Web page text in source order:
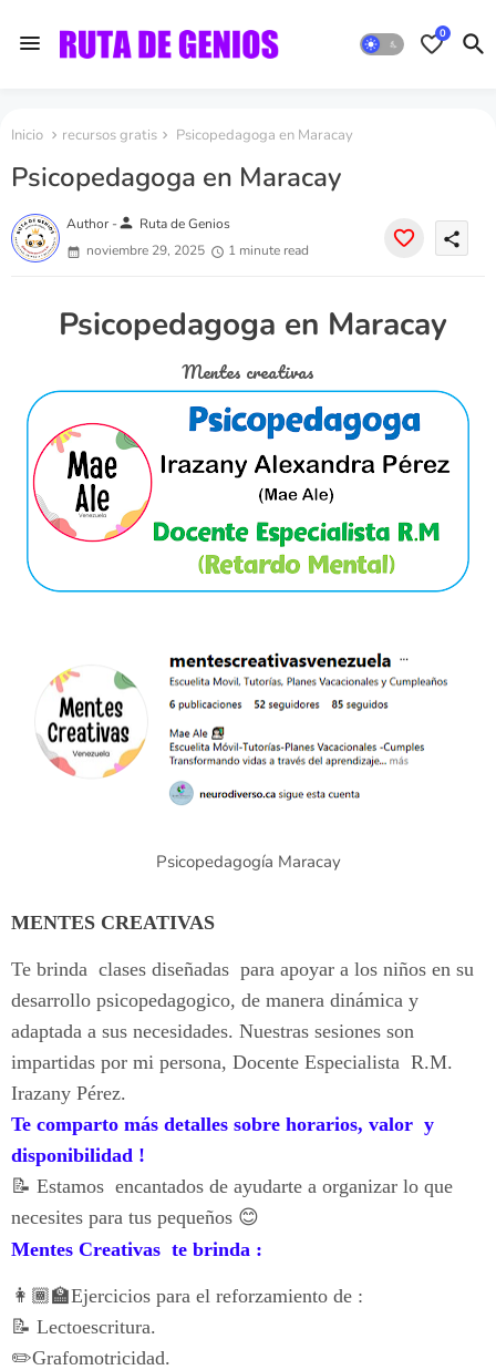
0
Inicio recursos gratis Psicopedagoga en Maracay
Psicopedagoga en Maracay
Author -person Ruta de Genios
noviembre 29, 2025
1 minute read
share
Psicopedagoga en Maracay
Mentes creativas
Psicopedagogía Maracay
MENTES CREATIVAS
Te brinda clases diseñadas para apoyar a los niños en su
desarrollo psicopedagogico, de manera dinámica y
adaptada a sus necesidades. Nuestras sesiones son
impartidas por mi persona, Docente Especialista R.M.
Irazany Pérez.
Te comparto más detalles sobre horarios, valor y
disponibilidad !
📝 Estamos encantados de ayudarte a organizar lo que
necesites para tus pequeños 😊
Mentes Creativas te brinda :
👩🏾‍🏫Ejercicios para el reforzamiento de :
📝 Lectoescritura.
✏️Grafomotricidad.